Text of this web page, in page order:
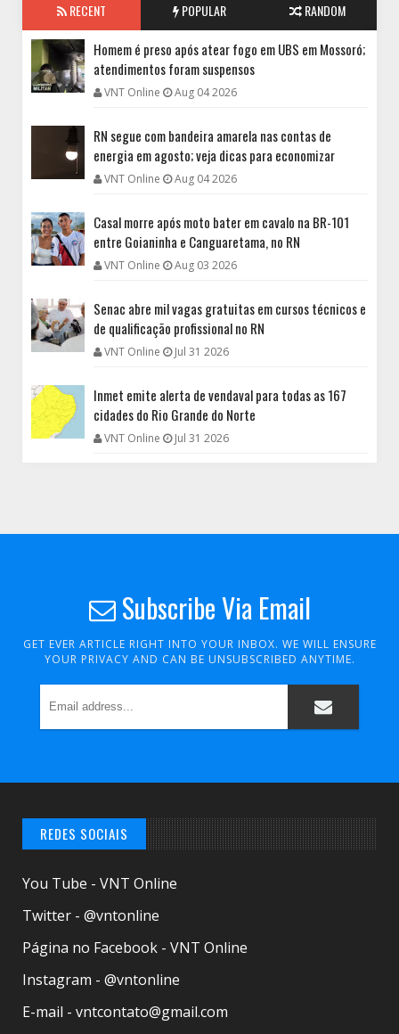
RECENT POPULAR RANDOM
Homem é preso após atear fogo em UBS em Mossoró;
atendimentos foram suspensos
VNT Online Aug 04 2026
RN segue com bandeira amarela nas contas de
energia em agosto; veja dicas para economizar
VNT Online Aug 04 2026
Casal morre após moto bater em cavalo na BR-101
entre Goianinha e Canguaretama, no RN
VNT Online Aug 03 2026
Senac abre mil vagas gratuitas em cursos técnicos e
de qualificação profissional no RN
VNT Online Jul 31 2026
Inmet emite alerta de vendaval para todas as 167
cidades do Rio Grande do Norte
VNT Online Jul 31 2026
Subscribe Via Email
GET EVER ARTICLE RIGHT INTO YOUR INBOX. WE WILL ENSURE
YOUR PRIVACY AND CAN BE UNSUBSCRIBED ANYTIME.
REDES SOCIAIS
You Tube - VNT Online
Twitter - @vntonline
Página no Facebook - VNT Online
Instagram - @vntonline
E-mail - vntcontato@gmail.com